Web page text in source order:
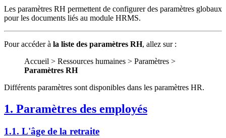
Les paramètres RH permettent de configurer des paramètres globaux
pour les documents liés au module HRMS.
Pour accéder à la liste des paramètres RH, allez sur :
Accueil > Ressources humaines > Paramètres >
Paramètres RH
Différents paramètres sont disponibles dans les paramètres HR.
1. Paramètres des employés
1.1. L'âge de la retraite